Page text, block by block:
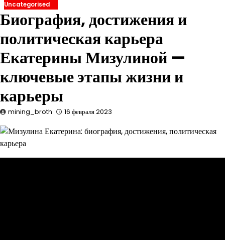
Uncategorised
Биография, достижения и
политическая карьера
Екатерины Мизулиной —
ключевые этапы жизни и
карьеры
mining_broth 16 февраля 2023